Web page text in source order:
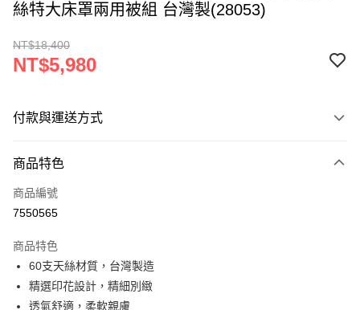
絲特大床罩兩用被組 台灣製(28053)
NT$18,400
NT$5,980
付款與運送方式
信用卡一次付款
LINE Pay
街口支付
悠遊付
商品特色
商品編號
7550565
商品特色
60支天絲材質，台灣製造
精選印花設計，精細別緻
透氣舒適，柔軟親膚